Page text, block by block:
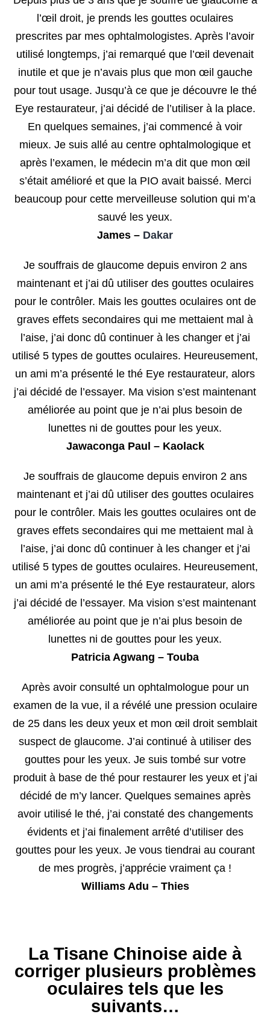
l’œil droit, je prends les gouttes oculaires
prescrites par mes ophtalmologistes. Après l’avoir
utilisé longtemps, j’ai remarqué que l’œil devenait
inutile et que je n’avais plus que mon œil gauche
pour tout usage. Jusqu’à ce que je découvre le thé
Eye restaurateur, j’ai décidé de l’utiliser à la place.
En quelques semaines, j’ai commencé à voir
mieux. Je suis allé au centre ophtalmologique et
après l’examen, le médecin m’a dit que mon œil
s’était amélioré et que la PIO avait baissé. Merci
beaucoup pour cette merveilleuse solution qui m’a
sauvé les yeux.
James – Dakar
Je souffrais de glaucome depuis environ 2 ans
maintenant et j’ai dû utiliser des gouttes oculaires
pour le contrôler. Mais les gouttes oculaires ont de
graves effets secondaires qui me mettaient mal à
l’aise, j’ai donc dû continuer à les changer et j’ai
utilisé 5 types de gouttes oculaires. Heureusement,
un ami m’a présenté le thé Eye restaurateur, alors
j’ai décidé de l’essayer. Ma vision s’est maintenant
améliorée au point que je n’ai plus besoin de
lunettes ni de gouttes pour les yeux.
Jawaconga Paul – Kaolack
Je souffrais de glaucome depuis environ 2 ans
maintenant et j’ai dû utiliser des gouttes oculaires
pour le contrôler. Mais les gouttes oculaires ont de
graves effets secondaires qui me mettaient mal à
l’aise, j’ai donc dû continuer à les changer et j’ai
utilisé 5 types de gouttes oculaires. Heureusement,
un ami m’a présenté le thé Eye restaurateur, alors
j’ai décidé de l’essayer. Ma vision s’est maintenant
améliorée au point que je n’ai plus besoin de
lunettes ni de gouttes pour les yeux.
Patricia Agwang – Touba
Après avoir consulté un ophtalmologue pour un
examen de la vue, il a révélé une pression oculaire
de 25 dans les deux yeux et mon œil droit semblait
suspect de glaucome. J’ai continué à utiliser des
gouttes pour les yeux. Je suis tombé sur votre
produit à base de thé pour restaurer les yeux et j’ai
décidé de m’y lancer. Quelques semaines après
avoir utilisé le thé, j’ai constaté des changements
évidents et j’ai finalement arrêté d’utiliser des
gouttes pour les yeux. Je vous tiendrai au courant
de mes progrès, j’apprécie vraiment ça !
Williams Adu – Thies
La Tisane Chinoise aide à
corriger plusieurs problèmes
oculaires tels que les
suivants…